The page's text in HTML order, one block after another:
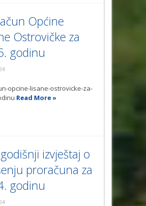
Općine
Ostrovičke za
godinu
opcine-lisane-ostrovicke-za-
Read More »
izvještaj o
proračuna za
godinu